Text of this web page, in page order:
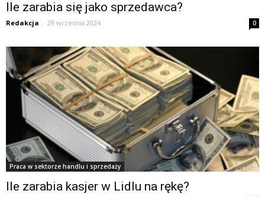
Ile zarabia się jako sprzedawca?
Redakcja - 29 września 2024 0
Praca w sektorze handlu i sprzedaży
Ile zarabia kasjer w Lidlu na rękę?